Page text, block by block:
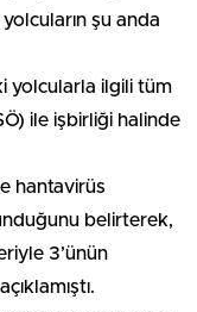
şu anda
yolcularla ilgili tüm
ile işbirliği halinde
hantavirüs
belirterek,
3’ünün